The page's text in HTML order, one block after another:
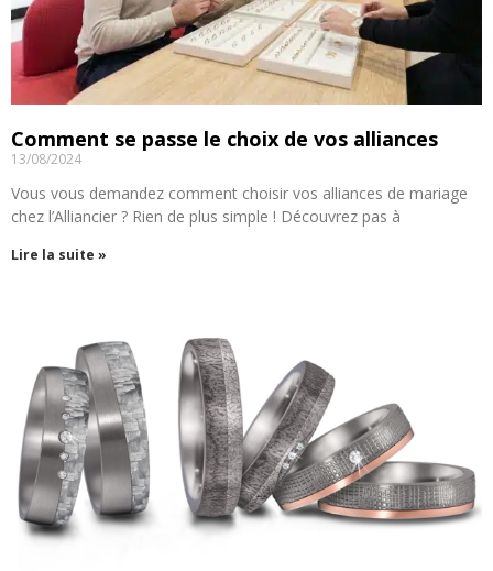
Comment se passe le choix de vos alliances
13/08/2024
Vous vous demandez comment choisir vos alliances de mariage
chez l’Alliancier ? Rien de plus simple ! Découvrez pas à
Lire la suite »